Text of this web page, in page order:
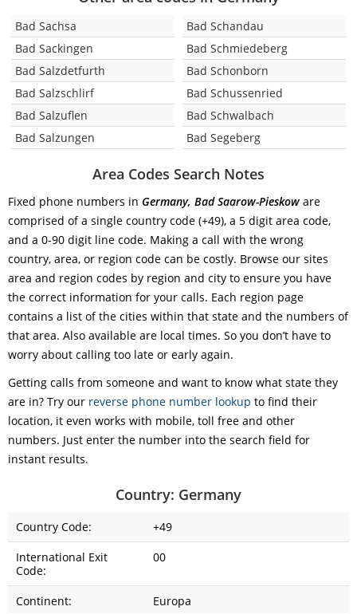
Bad Sachsa
Bad Sackingen
Bad Salzdetfurth
Bad Salzschlirf
Bad Salzuflen
Bad Salzungen
Bad Schandau
Bad Schmiedeberg
Bad Schonborn
Bad Schussenried
Bad Schwalbach
Bad Segeberg
Area Codes Search Notes
Fixed phone numbers in Germany, Bad Saarow-Pieskow are
comprised of a single country code (+49), a 5 digit area code,
and a 0-90 digit line code. Making a call with the wrong
country, area, or region code can be costly. Browse our sites
area and region codes by region and city to ensure you have
the correct information for your calls. Each region page
contains a list of the cities within that state and the numbers of
that area. Also available are local times. So you don’t have to
worry about calling too late or early again.
Getting calls from someone and want to know what state they
are in? Try our reverse phone number lookup to find their
location, it even works with mobile, toll free and other
numbers. Just enter the number into the search field for
instant results.
Country: Germany
Country Code:
+49
International Exit
Code:
00
Continent:
Europa